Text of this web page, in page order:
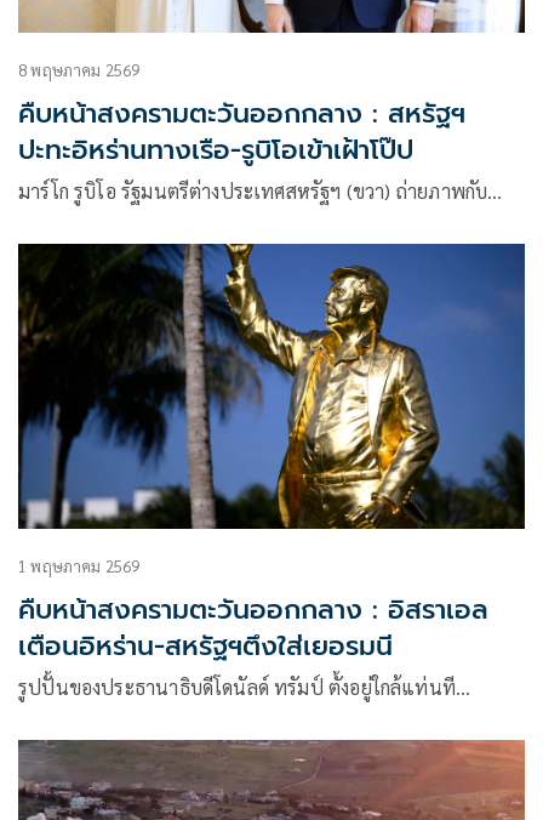
8 พฤษภาคม 2569
คืบหน้าสงครามตะวันออกกลาง : สหรัฐฯ
ปะทะอิหร่านทางเรือ-รูบิโอเข้าเฝ้าโป๊ป
มาร์โก รูบิโอ รัฐมนตรีต่างประเทศสหรัฐฯ (ขวา) ถ่ายภาพกับ…
1 พฤษภาคม 2569
คืบหน้าสงครามตะวันออกกลาง : อิสราเอล
เตือนอิหร่าน-สหรัฐฯตึงใส่เยอรมนี
รูปปั้นของประธานาธิบดีโดนัลด์ ทรัมป์ ตั้งอยู่ใกล้แท่นที…